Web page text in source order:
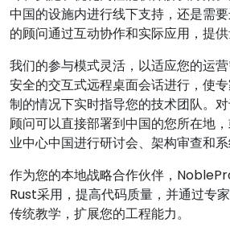
中国的设施内进行线下支持，还是需
的顾问通过互动协作和实际应用，提供
我们的参与模式灵活，以适应您的运
安全的交互式远程桌面会话进行，使
制的情况下实时指导您的技术团队。
顾问可以直接部署到中国的您所在地
业中心中国进行研讨会、架构审查和系
作为您的本地战略合作伙伴，
Rust采用，提高代码质量，并通过专
传统教学，扩展您的工程能力。